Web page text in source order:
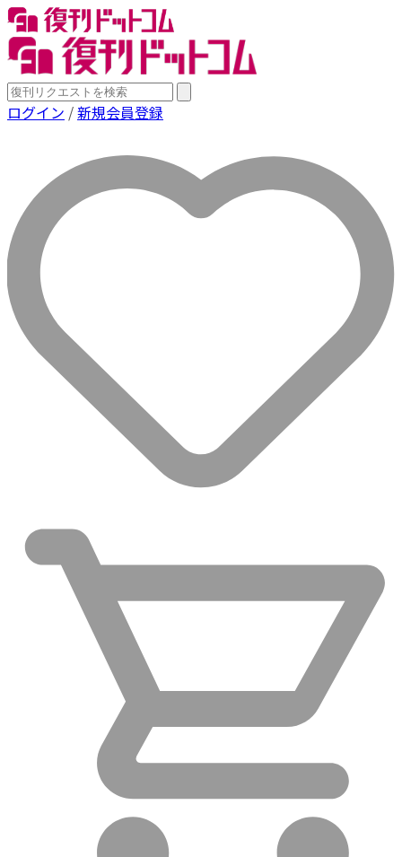
ログイン /新規会員登録